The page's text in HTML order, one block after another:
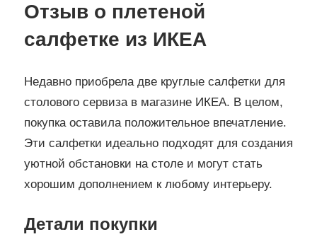
Отзыв о плетеной
салфетке из ИКЕА
Недавно приобрела две круглые салфетки для
столового сервиза в магазине ИКЕА. В целом,
покупка оставила положительное впечатление.
Эти салфетки идеально подходят для создания
уютной обстановки на столе и могут стать
хорошим дополнением к любому интерьеру.
Детали покупки